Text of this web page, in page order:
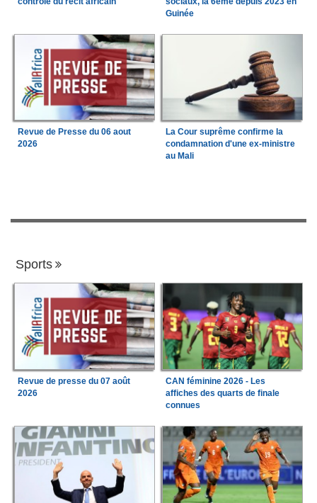
Guinée
Revue de Presse du 06 aout
2026
La Cour suprême confirme la
condamnation d'une ex-ministre
au Mali
Sports
Revue de presse du 07 août
2026
CAN féminine 2026 - Les
affiches des quarts de finale
connues